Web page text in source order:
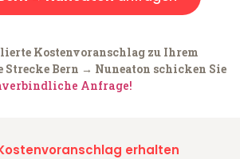
Kostenvoranschlag zu Ihrem
Bern → Nuneaton schicken Sie
Anfrage!
erhalten